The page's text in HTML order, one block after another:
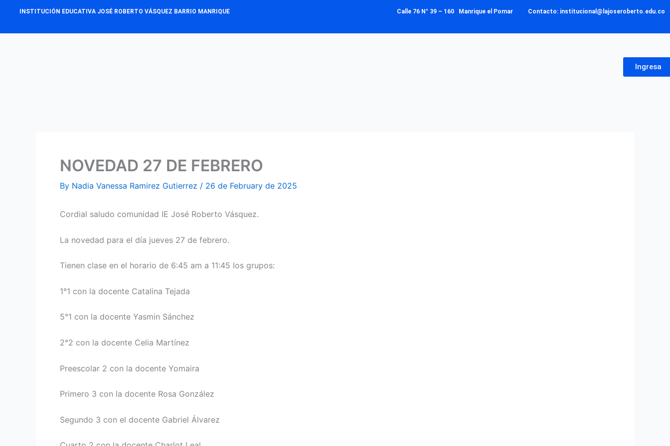
content
INSTITUCIÓN EDUCATIVA JOSÉ ROBERTO VÁSQUEZ BARRIO MANRIQUE Calle 76 N° 39 – 160 Manrique el Pomar Contacto: institucional@lajoseroberto.edu.co
Ingresa
NOVEDAD 27 DE FEBRERO
By Nadia Vanessa Ramirez Gutierrez / 26 de February de 2025
Cordial saludo comunidad IE José Roberto Vásquez.
La novedad para el día jueves 27 de febrero.
Tienen clase en el horario de 6:45 am a 11:45 los grupos:
1°1 con la docente Catalina Tejada
5°1 con la docente Yasmin Sánchez
2°2 con la docente Celia Martínez
Preescolar 2 con la docente Yomaira
Primero 3 con la docente Rosa González
Segundo 3 con el docente Gabriel Álvarez